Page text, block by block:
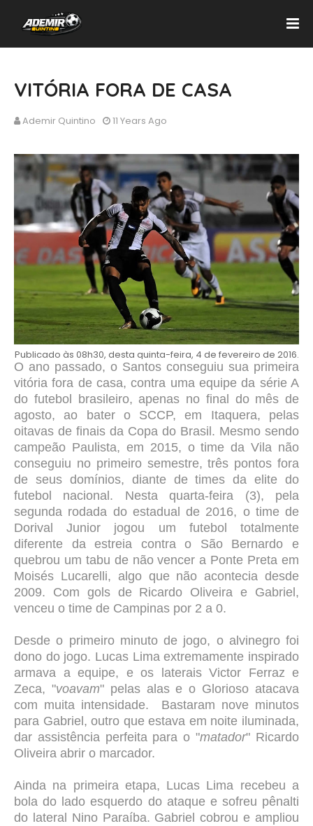
VITÓRIA FORA DE CASA
Ademir Quintino 11 Years Ago
Publicado às 08h30, desta quinta-feira, 4 de fevereiro de 2016.
O ano passado, o Santos conseguiu sua primeira
vitória fora de casa, contra uma equipe da série A
do futebol brasileiro, apenas no final do mês de
agosto, ao bater o SCCP, em Itaquera, pelas
oitavas de finais da Copa do Brasil. Mesmo sendo
campeão Paulista, em 2015, o time da Vila não
conseguiu no primeiro semestre, três pontos fora
de seus domínios, diante de times da elite do
futebol nacional. Nesta quarta-feira (3), pela
segunda rodada do estadual de 2016, o time de
Dorival Junior jogou um futebol totalmente
diferente da estreia contra o São Bernardo e
quebrou um tabu de não vencer a Ponte Preta em
Moisés Lucarelli, algo que não acontecia desde
2009. Com gols de Ricardo Oliveira e Gabriel,
venceu o time de Campinas por 2 a 0.
Desde o primeiro minuto de jogo, o alvinegro foi
dono do jogo. Lucas Lima extremamente inspirado
armava a equipe, e os laterais Victor Ferraz e
Zeca, "voavam" pelas alas e o Glorioso atacava
com muita intensidade. Bastaram nove minutos
para Gabriel, outro que estava em noite iluminada,
dar assistência perfeita para o "matador" Ricardo
Oliveira abrir o marcador.
Ainda na primeira etapa, Lucas Lima recebeu a
bola do lado esquerdo do ataque e sofreu pênalti
do lateral Nino Paraíba. Gabriel cobrou e ampliou